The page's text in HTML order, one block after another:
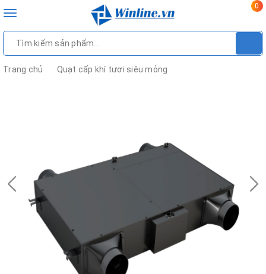
Toggle
0
Trang chủ Quạt cấp khí tươi siêu mỏng